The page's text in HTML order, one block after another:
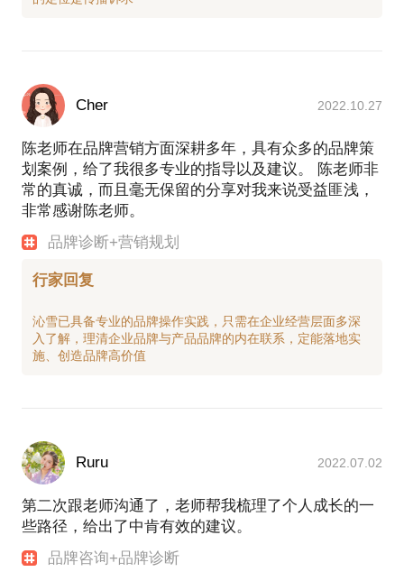
Cher 2022.10.27
陈老师在品牌营销方面深耕多年，具有众多的品牌策
划案例，给了我很多专业的指导以及建议。 陈老师非
常的真诚，而且毫无保留的分享对我来说受益匪浅，
非常感谢陈老师。
品牌诊断+营销规划
行家回复
沁雪已具备专业的品牌操作实践，只需在企业经营层面多深
入了解，理清企业品牌与产品品牌的内在联系，定能落地实
Ruru 2022.07.02
第二次跟老师沟通了，老师帮我梳理了个人成长的一
些路径，给出了中肯有效的建议。
品牌咨询+品牌诊断